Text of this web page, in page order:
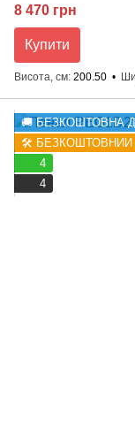
8 470 грн
Купити
Висота, см 200.50
🚚 БЕЗКОШТОВНА
🛠️ БЕЗКОШТОВНИЙ
4
4